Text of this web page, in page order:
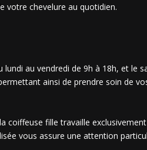
votre chevelure au quotidien.
lundi au vendredi de 9h à 18h, et
ainsi de prendre soin de
coiffeuse fille travaille
vous assure une attention